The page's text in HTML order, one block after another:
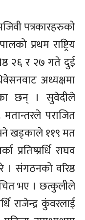
पत्रकारहरुको
प्रथम राष्ट्रिय
२६ र २७ गते दुई
अध्यक्षमा
छन् । सुवेदीले
मतान्तरले पराजित
खड्काले ११९ मत
प्रतिष्प्रर्धि राघव
। संगठनको वरिष्ठ
भए । छत्कुलीले
राजेन्द्र कुंवरलाई